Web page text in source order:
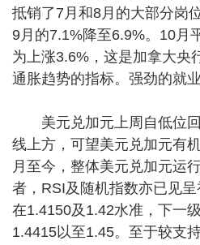
抵销了7月和8月的大部分岗
9月的7.1%降至6.9%。10月
为上涨3.6%，这是加拿大央
通胀趋势的指标。强劲的就
美元兑加元上周自低位回
线上方，可望美元兑加元有
月至今，整体美元兑加元运
者，RSI及随机指数亦已见
在1.4150及1.42水准，下一
1.4415以至1.45。至于较支